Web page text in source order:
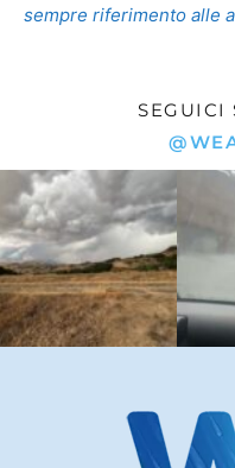
sempre riferimento alle
SEGUICI